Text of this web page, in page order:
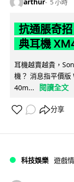
arthur 5 小時
抗通脹奇
典耳機
耳機越賣越貴，
機？ 消息指平價版
40m...
閱讀全文
分享
科技娛樂 遊戲